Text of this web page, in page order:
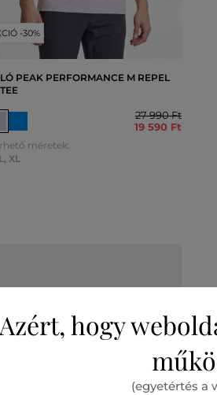
-30%
PEAK PERFORMANCE M REPEL
27 990 Ft
19 590 Ft
méretek:
L, XL
Azért, hogy
(egyetértés a